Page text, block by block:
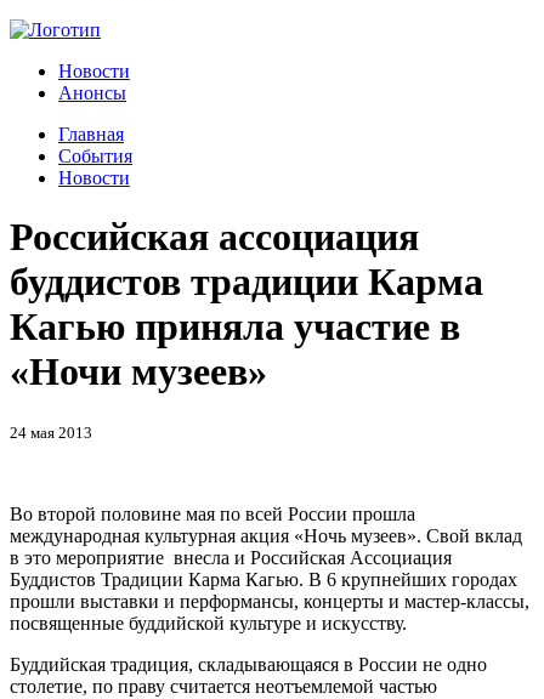
Новости
Анонсы
Главная
События
Новости
Российская ассоциация
буддистов традиции Карма
Кагью приняла участие в
«Ночи музеев»
24 мая 2013
Во второй половине мая по всей России прошла
международная культурная акция «Ночь музеев». Свой вклад
в это мероприятие внесла и Российская Ассоциация
Буддистов Традиции Карма Кагью. В 6 крупнейших городах
прошли выставки и перформансы, концерты и мастер-классы,
посвященные буддийской культуре и искусству.
Буддийская традиция, складывающаяся в России не одно
столетие, по праву считается неотъемлемой частью